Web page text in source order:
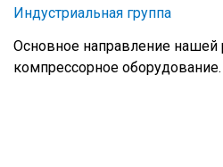
Индустриальная группа
Основное направление нашей
компрессорное оборудование.